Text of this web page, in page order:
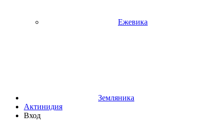
Ежевика
Земляника
Актинидия
Вход